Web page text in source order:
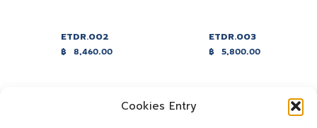
Cookies Entry
ETDR.002
฿ 8,460.00
ETDR.003
฿ 5,800.00